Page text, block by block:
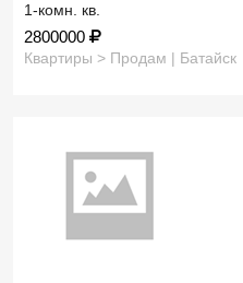
1-комн. кв.
2800000
Квартиры > Продам | Батайск